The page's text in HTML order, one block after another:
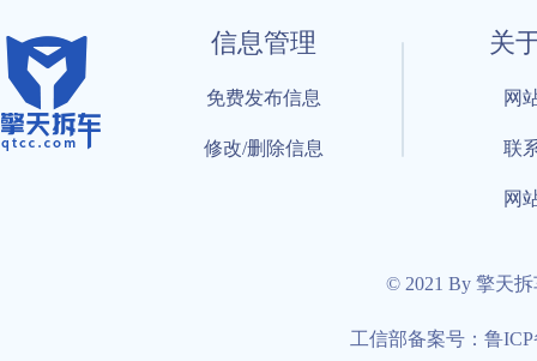
信息管理
免费发布信息
修改/删除信息
关
网
联
网
© 2021 By 擎天
工信部备案号：鲁